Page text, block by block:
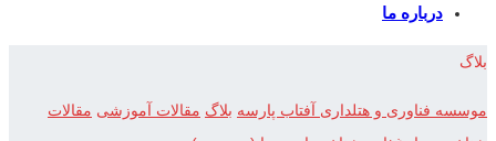
درباره ما
بلاگ
موسسه فناوری و هتلداری آفتاب پارسه بلاگ مقالات آموزشی مقالات